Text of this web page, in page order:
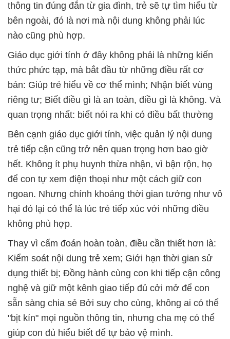
thông tin đúng đắn từ gia đình, trẻ sẽ tự tìm hiểu từ
bên ngoài, đó là nơi mà nội dung không phải lúc
nào cũng phù hợp.
Giáo dục giới tính ở đây không phải là những kiến
thức phức tạp, mà bắt đầu từ những điều rất cơ
bản: Giúp trẻ hiểu về cơ thể mình; Nhận biết vùng
riêng tư; Biết điều gì là an toàn, điều gì là không. Và
quan trọng nhất: biết nói ra khi có điều bất thường
Bên cạnh giáo dục giới tính, việc quản lý nội dung
trẻ tiếp cận cũng trở nên quan trọng hơn bao giờ
hết. Không ít phụ huynh thừa nhận, vì bận rộn, họ
để con tự xem điện thoại như một cách giữ con
ngoan. Nhưng chính khoảng thời gian tưởng như vô
hại đó lại có thể là lúc trẻ tiếp xúc với những điều
không phù hợp.
Thay vì cấm đoán hoàn toàn, điều cần thiết hơn là:
Kiểm soát nội dung trẻ xem; Giới hạn thời gian sử
dụng thiết bị; Đồng hành cùng con khi tiếp cận công
nghệ và giữ một kênh giao tiếp đủ cởi mở để con
sẵn sàng chia sẻ Bởi suy cho cùng, không ai có thể
"bịt kín" mọi nguồn thông tin, nhưng cha mẹ có thể
giúp con đủ hiểu biết để tự bảo vệ mình.